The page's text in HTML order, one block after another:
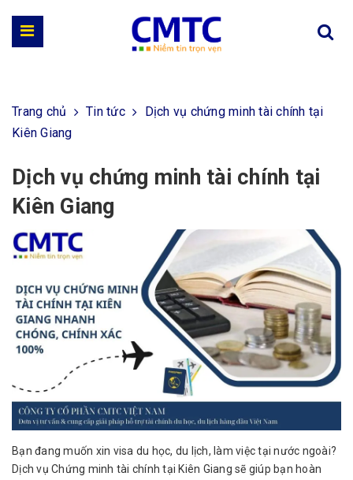
Trang chủ Tin tức
Dịch vụ chứng minh tài chính tại
Kiên Giang
Dịch vụ chứng minh tài chính tại
Kiên Giang
Bạn đang muốn xin visa du học, du lịch, làm việc tại nước ngoài?
Dịch vụ Chứng minh tài chính tại Kiên Giang sẽ giúp bạn hoàn